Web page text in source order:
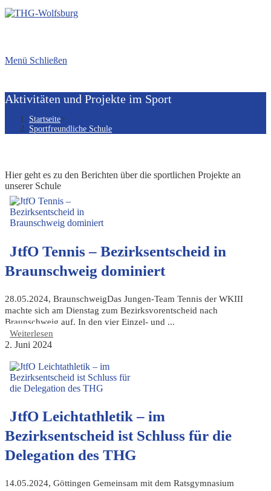
Menü Schließen
Aktivitäten und Projekte im Sport
Startseite>
Sportfreundliche Schule
Hier geht es zu den Berichten über die sportlichen Projekte an
unserer Schule
JtfO Tennis – Bezirksentscheid in
Braunschweig dominiert
28.05.2024, BraunschweigDas Jungen-Team Tennis der WKIII
machte sich am Dienstag zum Bezirksvorentscheid nach
Braunschweig auf. In den vier Einzel- und ...
Weiterlesen
2. Juni 2024
JtfO Leichtathletik – im
Bezirksentscheid ist Schluss für die
Delegation des THG
14.05.2024, Göttingen Gemeinsam mit dem Ratsgymnasium